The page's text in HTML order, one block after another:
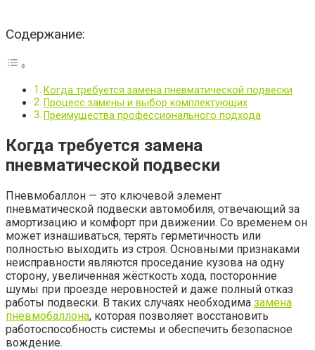
Содержание:
Когда требуется замена пневматической подвески
Процесс замены и выбор комплектующих
Преимущества профессионального подхода
Когда требуется замена
пневматической подвески
Пневмобаллон — это ключевой элемент
пневматической подвески автомобиля, отвечающий за
амортизацию и комфорт при движении. Со временем он
может изнашиваться, терять герметичность или
полностью выходить из строя. Основными признаками
неисправности являются проседание кузова на одну
сторону, увеличенная жёсткость хода, посторонние
шумы при проезде неровностей и даже полный отказ
работы подвески. В таких случаях необходима замена
пневмобаллона, которая позволяет восстановить
работоспособность системы и обеспечить безопасное
вождение.